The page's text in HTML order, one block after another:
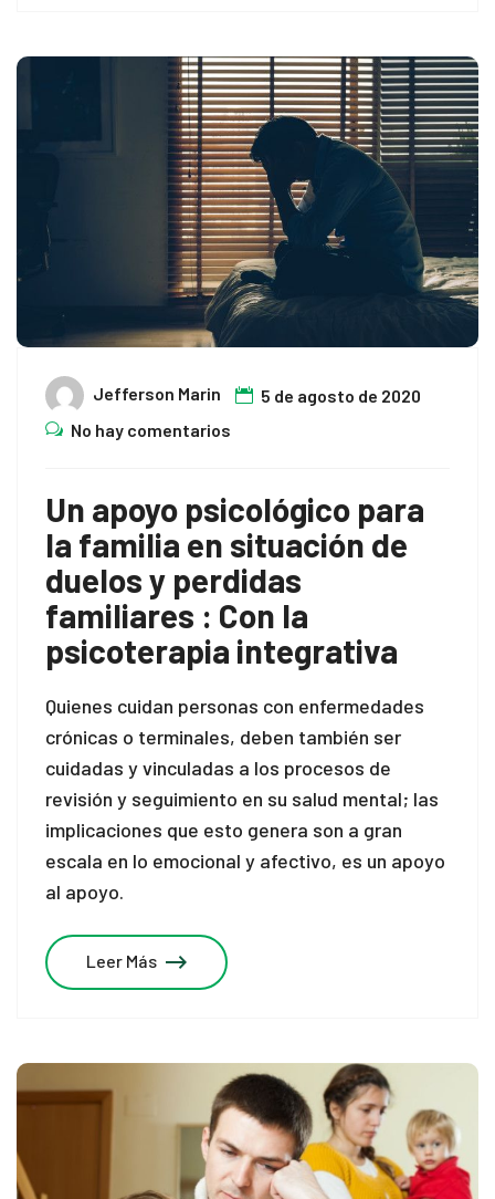
Jefferson Marin
5 de agosto de 2020
No hay comentarios
Un apoyo psicológico para
la familia en situación de
duelos y perdidas
familiares : Con la
psicoterapia integrativa
Quienes cuidan personas con enfermedades
crónicas o terminales, deben también ser
cuidadas y vinculadas a los procesos de
revisión y seguimiento en su salud mental; las
implicaciones que esto genera son a gran
escala en lo emocional y afectivo, es un apoyo
al apoyo.
Leer Más